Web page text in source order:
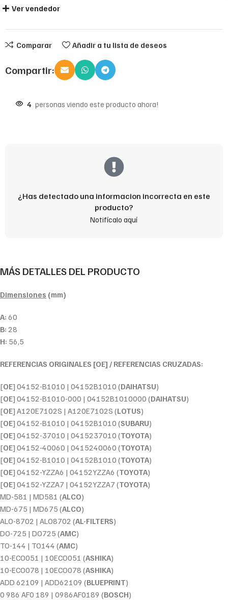
Ver vendedor
Comparar Añadir a tu lista de deseos
Compartir:
4 personas viendo este producto ahora!
¿Has detectado una informacion incorrecta en este
producto?
Notifícalo aquí
MÁS DETALLES DEL PRODUCTO
Dimensiones (mm)
A: 60
B: 28
H: 56,5
REFERENCIAS ORIGINALES [OE] / REFERENCIAS CRUZADAS:
[OE] 04152-B1010 | 04152B1010 (DAIHATSU)
[OE] 04152-B1010-000 | 04152B1010000 (DAIHATSU)
[OE] A120E7102S | A120E7102S (LOTUS)
[OE] 04152-B1010 | 04152B1010 (SUBARU)
[OE] 04152-37010 | 0415237010 (TOYOTA)
[OE] 04152-40060 | 0415240060 (TOYOTA)
[OE] 04152-B1010 | 04152B1010 (TOYOTA)
[OE] 04152-YZZA6 | 04152YZZA6 (TOYOTA)
[OE] 04152-YZZA7 | 04152YZZA7 (TOYOTA)
MD-581 | MD581 (ALCO)
MD-675 | MD675 (ALCO)
ALO-8702 | ALO8702 (AL-FILTERS)
DO-725 | DO725 (AMC)
TO-144 | TO144 (AMC)
10-ECO051 | 10ECO051 (ASHIKA)
10-ECO078 | 10ECO078 (ASHIKA)
ADD 62109 | ADD62109 (BLUEPRINT)
0 986 AF0 189 | 0986AF0189 (BOSCH)